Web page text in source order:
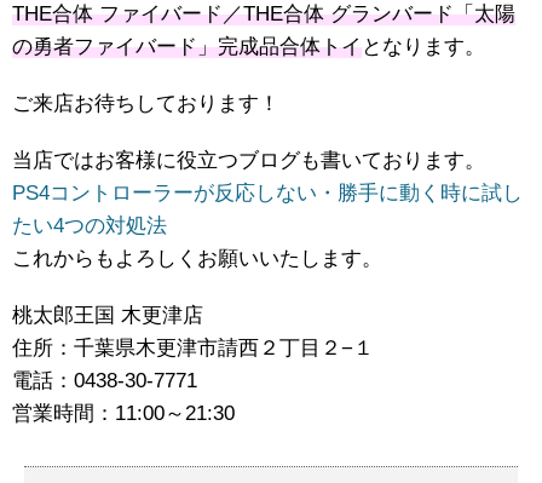
THE合体 ファイバード／THE合体 グランバード「太陽
の勇者ファイバード」完成品合体トイとなります。
ご来店お待ちしております！
当店ではお客様に役立つブログも書いております。
PS4コントローラーが反応しない・勝手に動く時に試し
たい4つの対処法
これからもよろしくお願いいたします。
桃太郎王国 木更津店
住所：千葉県木更津市請西２丁目２−１
電話：0438-30-7771
営業時間：11:00～21:30